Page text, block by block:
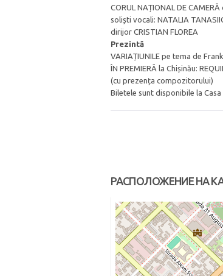
CORUL NAȚIONAL DE
soliști vocali: NATALIA
dirijor CRISTIAN FLOREA
Prezintă
VARIAȚIUNILE pe tema de
ÎN PREMIERĂ la Chișinău:
(cu prezența compozitorului)
Biletele sunt disponibile la
РАСПОЛОЖЕНИЕ НА